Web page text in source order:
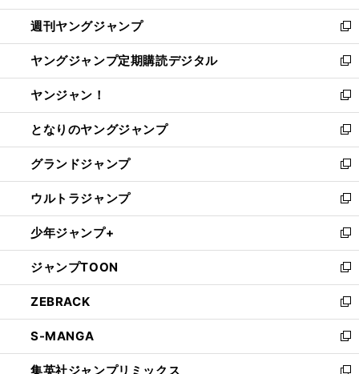
開
く
ウ
で
開
く
ン
ド
ウ
で
開
く
ウ
ィ
ン
ド
ウ
で
開
く
週刊ヤングジャンプ
新
し
い
ウ
ィ
ン
ド
ウ
で
開
く
ヤングジャンプ定期購読デジタル
新
し
い
ウ
ィ
ン
ド
ウ
で
開
く
ヤンジャン！
新
し
い
ウ
ィ
ン
ド
ウ
で
開
く
となりのヤングジャンプ
新
し
い
ウ
ィ
ン
ド
ウ
で
開
く
グランドジャンプ
新
し
い
ウ
ィ
ン
ド
ウ
で
開
く
ウルトラジャンプ
新
し
い
ウ
ィ
ン
ド
ウ
で
開
く
少年ジャンプ+
新
し
い
ウ
ィ
ン
ド
ウ
で
ジャンプTOON
新
し
い
ウ
ィ
ン
ZEBRACK
新
し
い
ウ
S-MANGA
新
し
集英社ジャンプリミックス